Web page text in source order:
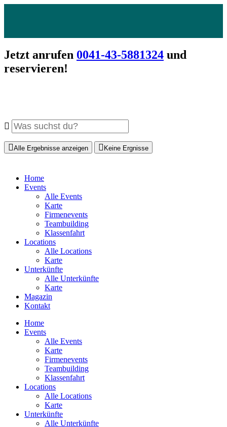
Jetzt anrufen 0041-43-5881324 und
reservieren!
Alle Ergebnisse anzeigen Keine Ergnisse
Home
Events
Alle Events
Karte
Firmenevents
Teambuilding
Klassenfahrt
Locations
Alle Locations
Karte
Unterkünfte
Alle Unterkünfte
Karte
Magazin
Kontakt
Home
Events
Alle Events
Karte
Firmenevents
Teambuilding
Klassenfahrt
Locations
Alle Locations
Karte
Unterkünfte
Alle Unterkünfte